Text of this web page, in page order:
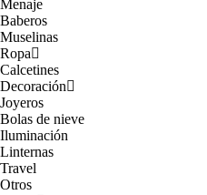
Menaje
Baberos
Muselinas
Ropa
Calcetines
Decoración
Joyeros
Bolas de nieve
Iluminación
Linternas
Travel
Otros